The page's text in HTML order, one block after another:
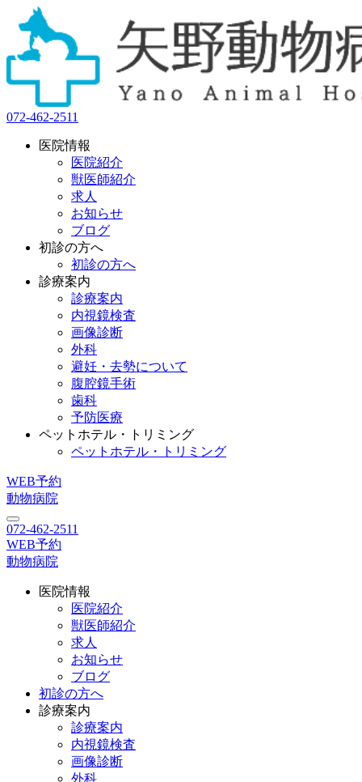
072-462-2511
医院情報
医院紹介
獣医師紹介
求人
お知らせ
ブログ
初診の方へ
初診の方へ
診療案内
診療案内
内視鏡検査
画像診断
外科
避妊・去勢について
腹腔鏡手術
歯科
予防医療
ペットホテル・トリミング
ペットホテル・トリミング
WEB予約
動物病院
072-462-2511
WEB予約
動物病院
医院情報
医院紹介
獣医師紹介
求人
お知らせ
ブログ
初診の方へ
診療案内
診療案内
内視鏡検査
画像診断
外科